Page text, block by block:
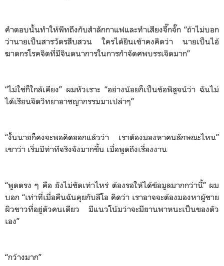
คำตอบนั้นทำให้พีทถึงกับสำลักกาแฟและทำเสียงจึ๊กจั๊ก “ถ้าไม่บอก
ว่านายเป็นสารวัตรสืบสวน ใครได้ยินเข้าคงคิดว่า นายเป็นไอ้
ฆาตกรโรคจิตที่มีจินตนาการในการกำจัดศพบรรเจิดมาก”
“ไม่ใช่ก็ใกล้เคียง” ผมหัวเราะ “อย่างน้อยก็เป็นข้อพิสูจน์ว่า ฉันไม่
ได้เรียนจิตวิทยาอาชญากรรมมาเปล่าๆ”
“งั้นนายก็คงจะพอคิดออกแล้วว่า เราต้องมองหาคนลักษณะไหน”
เขาว่า เริ่มมีท่าทีจริงจังมากขึ้น เมื่อพูดถึงเรื่องงาน
“พูดตรง ๆ คือ ยังไม่ชัดเท่าไหร่ ต้องรอให้ได้ข้อมูลมากกว่านี้” ผม
บอก “เท่าที่เมื่อคืนฉันคุยกับลีโอ คิดว่า เราอาจจะต้องมองหาผู้ชาย
ผิวขาวที่อยู่ตัวคนเดียว มีแนวโน้มว่าจะมียานพาหนะเป็นของตัว
เอง”
“กว้างมาก”